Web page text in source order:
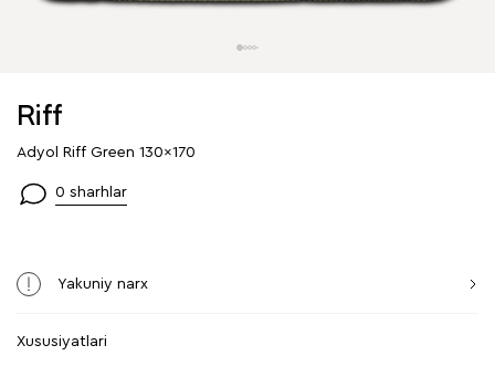
Riff
Adyol Riff Green 130x170
0 sharhlar
Yakuniy narx
Xususiyatlari